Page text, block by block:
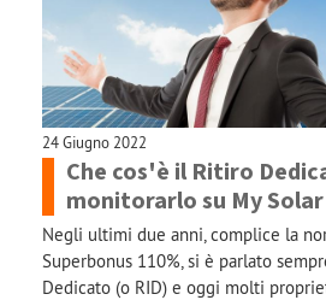
24 Giugno 2022
Che cos'è il Ritiro
monitorarlo su My
Negli ultimi due anni, complice la
Superbonus 110%, si è parlato
Dedicato (o RID) e oggi molti